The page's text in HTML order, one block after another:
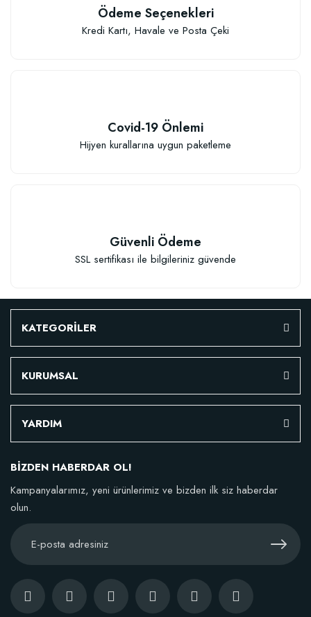
Ödeme Seçenekleri
Kredi Kartı, Havale ve Posta Çeki
Covid-19 Önlemi
Hijyen kurallarına uygun paketleme
Güvenli Ödeme
SSL sertifikası ile bilgileriniz güvende
KATEGORİLER
KURUMSAL
YARDIM
BİZDEN HABERDAR OL!
Kampanyalarımız, yeni ürünlerimiz ve bizden ilk siz haberdar
olun.